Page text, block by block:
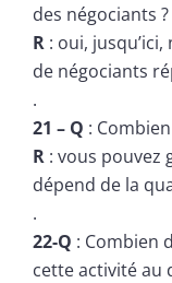
des négociants ?
R : oui,
de négociants
.
21 – Q :
R : vous pouvez
dépend de la
.
22-Q : Combien
cette activité au